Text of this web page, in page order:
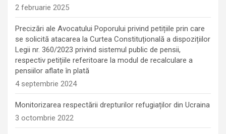
2 februarie 2025
Precizări ale Avocatului Poporului privind petițiile prin care
se solicită atacarea la Curtea Constituțională a dispozițiilor
Legii nr. 360/2023 privind sistemul public de pensii,
respectiv petițiile referitoare la modul de recalculare a
pensiilor aflate în plată
4 septembrie 2024
Monitorizarea respectării drepturilor refugiaților din Ucraina
3 octombrie 2022